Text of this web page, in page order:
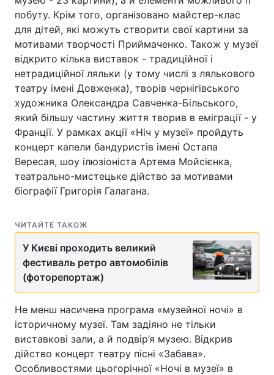
побуту. Крім того, організовано майстер-клас
для дітей, які можуть створити свої картини за
мотивами творчості Приймаченко. Також у музеї
відкрито кілька виставок - традиційної і
нетрадиційної ляльки (у тому числі з лялькового
театру імені Довженка), творів чернігівського
художника Олександра Савченка-Більського,
який більшу частину життя творив в еміграції - у
Франції. У рамках акції «Ніч у музеї» пройдуть
концерт капели бандуристів імені Остапа
Вересая, шоу ілюзіоніста Артема Мойсієнка,
театрально-мистецьке дійство за мотивами
біографії Григорія Галагана.
ЧИТАЙТЕ ТАКОЖ
У Києві проходить великий
фестиваль ретро автомобілів
(фоторепортаж)
Не менш насичена програма «музейної ночі» в
історичному музеї. Там задіяно не тільки
виставкові зали, а й подвір’я музею. Відкрив
дійство концерт театру пісні «Забава».
Особливостями цьогорічної «Ночі в музеї» в